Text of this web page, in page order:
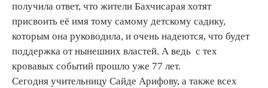
получила ответ, что жители Бахчисарая хотят
присвоить её имя тому самому детскому садику,
которым она руководила, и очень надеются, что будет
поддержка от нынешних властей. А ведь с тех
кровавых событий прошло уже 77 лет.
Сегодня учительницу Сайде Арифову, а также всех